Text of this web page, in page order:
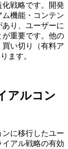
戦略です。
開発
機能・コンテン
り、ユーザーに
重要です。 他の
い切り（有料ア
ます。
アルコン
に移行したユー
アル戦略の有効